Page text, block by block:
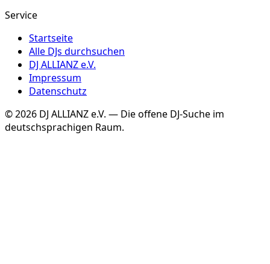
Service
Startseite
Alle DJs durchsuchen
DJ ALLIANZ e.V.
Impressum
Datenschutz
©2026 DJ ALLIANZ e.V. — Die offene DJ-Suche im
deutschsprachigen Raum.